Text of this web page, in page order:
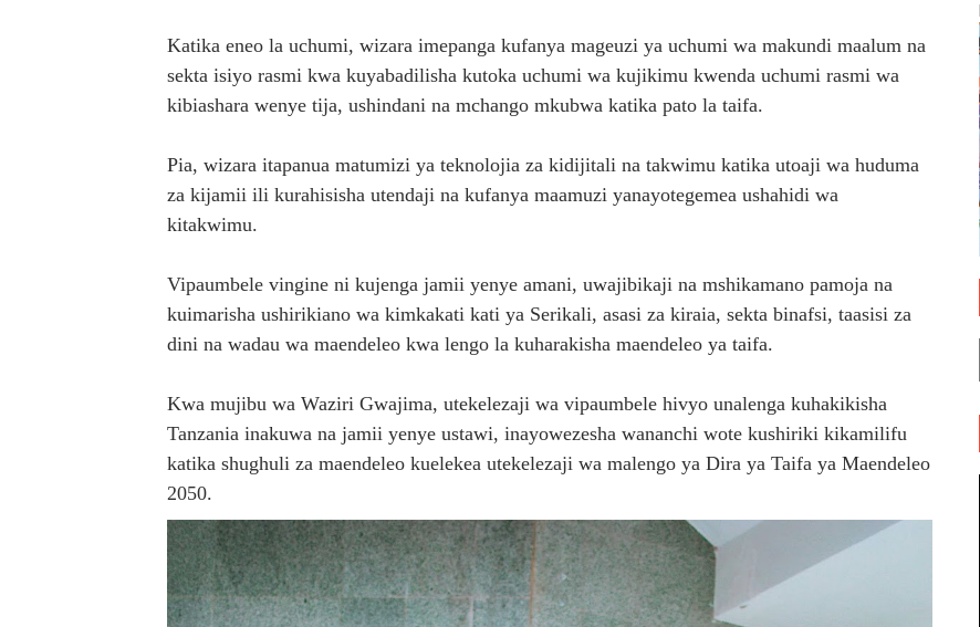
Katika eneo la uchumi, wizara imepanga kufanya mageuzi ya uchumi wa makundi maalum na
sekta isiyo rasmi kwa kuyabadilisha kutoka uchumi wa kujikimu kwenda uchumi rasmi wa
kibiashara wenye tija, ushindani na mchango mkubwa katika pato la taifa.
Pia, wizara itapanua matumizi ya teknolojia za kidijitali na takwimu katika utoaji wa huduma
za kijamii ili kurahisisha utendaji na kufanya maamuzi yanayotegemea ushahidi wa
kitakwimu.
Vipaumbele vingine ni kujenga jamii yenye amani, uwajibikaji na mshikamano pamoja na
kuimarisha ushirikiano wa kimkakati kati ya Serikali, asasi za kiraia, sekta binafsi, taasisi za
dini na wadau wa maendeleo kwa lengo la kuharakisha maendeleo ya taifa.
Kwa mujibu wa Waziri Gwajima, utekelezaji wa vipaumbele hivyo unalenga kuhakikisha
Tanzania inakuwa na jamii yenye ustawi, inayowezesha wananchi wote kushiriki kikamilifu
katika shughuli za maendeleo kuelekea utekelezaji wa malengo ya Dira ya Taifa ya Maendeleo
2050.